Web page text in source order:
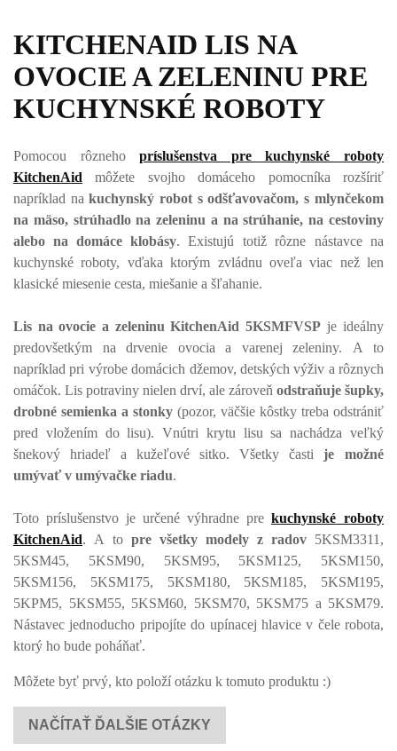
KITCHENAID LIS NA
OVOCIE A ZELENINU PRE
KUCHYNSKÉ ROBOTY
Pomocou rôzneho príslušenstva pre kuchynské roboty
KitchenAid môžete svojho domáceho pomocníka rozšíriť
napríklad na kuchynský robot s odšťavovačom, s mlynčekom
na mäso, strúhadlo na zeleninu a na strúhanie, na cestoviny
alebo na domáce klobásy. Existujú totiž rôzne nástavce na
kuchynské roboty, vďaka ktorým zvládnu oveľa viac než len
klasické miesenie cesta, miešanie a šľahanie.
Lis na ovocie a zeleninu KitchenAid 5KSMFVSP je ideálny
predovšetkým na drvenie ovocia a varenej zeleniny. A to
napríklad pri výrobe domácich džemov, detských výživ a rôznych
omáčok. Lis potraviny nielen drví, ale zároveň odstraňuje šupky,
drobné semienka a stonky (pozor, väčšie kôstky treba odstrániť
pred vložením do lisu). Vnútri krytu lisu sa nachádza veľký
šnekový hriadeľ a kužeľové sitko. Všetky časti je možné
umývať v umývačke riadu.
Toto príslušenstvo je určené výhradne pre kuchynské roboty
KitchenAid. A to pre všetky modely z radov 5KSM3311,
5KSM45, 5KSM90, 5KSM95, 5KSM125, 5KSM150,
5KSM156, 5KSM175, 5KSM180, 5KSM185, 5KSM195,
5KPM5, 5KSM55, 5KSM60, 5KSM70, 5KSM75 a 5KSM79.
Nástavec jednoducho pripojíte do upínacej hlavice v čele robota,
ktorý ho bude poháňať.
Môžete byť prvý, kto položí otázku k tomuto produktu :)
NAČÍTAŤ ĎALŠIE OTÁZKY